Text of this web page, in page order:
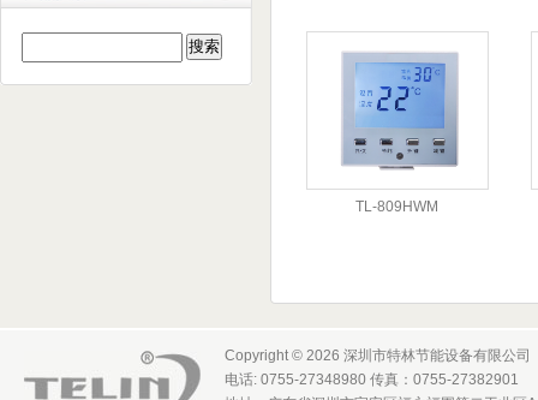
TL-809HWM
Copyright © 2026 深圳市特林节能设备有限公司
电话: 0755-27348980 传真：0755-27382901